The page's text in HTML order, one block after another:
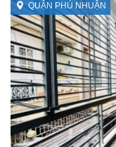
QUẬN PHÚ NHUẬN